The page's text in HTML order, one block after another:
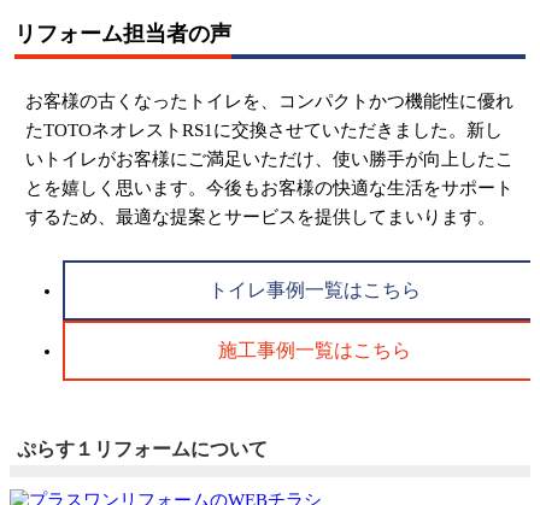
リフォーム担当者の声
お客様の古くなったトイレを、コンパクトかつ機能性に優れ
たTOTOネオレストRS1に交換させていただきました。新し
いトイレがお客様にご満足いただけ、使い勝手が向上したこ
とを嬉しく思います。今後もお客様の快適な生活をサポート
するため、最適な提案とサービスを提供してまいります。
トイレ事例一覧はこちら
施工事例一覧はこちら
ぷらす１リフォームについて